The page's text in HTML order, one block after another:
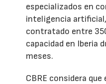
especializados en
inteligencia
contratado entre
capacidad en Iberia
meses.
CBRE considera